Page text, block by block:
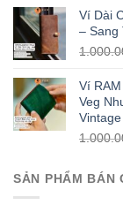
Ví Dài
– Sang
Ví
Veg
SẢN PHẨM BÁN